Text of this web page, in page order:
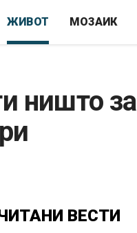
ЖИВОТ МОЗАИК
ништо за
ВЕСТИ